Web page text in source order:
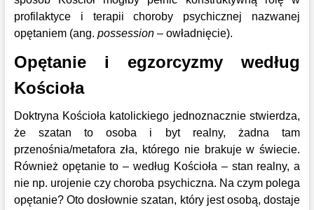
profilaktyce i terapii choroby psychicznej nazwanej
opętaniem (ang. possession – owładnięcie).
Opętanie i egzorcyzmy według
Kościoła
Doktryna Kościoła katolickiego jednoznacznie stwierdza,
że szatan to osoba i byt realny, żadna tam
przenośnia/metafora zła, którego nie brakuje w świecie.
Również opętanie to – według Kościoła – stan realny, a
nie np. urojenie czy choroba psychiczna. Na czym polega
opętanie? Oto dosłownie szatan, który jest osobą, dostaje